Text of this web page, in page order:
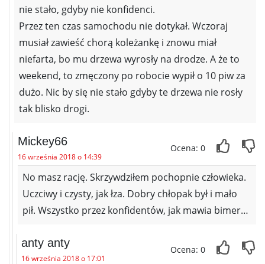
nie stało, gdyby nie konfidenci.
Przez ten czas samochodu nie dotykał. Wczoraj
musiał zawieść chorą koleżankę i znowu miał
niefarta, bo mu drzewa wyrosły na drodze. A że to
weekend, to zmęczony po robocie wypił o 10 piw za
dużo. Nic by się nie stało gdyby te drzewa nie rosły
tak blisko drogi.
Mickey66
16 września 2018 o 14:39
Ocena: 0
No masz rację. Skrzywdziłem pochopnie człowieka.
Uczciwy i czysty, jak łza. Dobry chłopak był i mało
pił. Wszystko przez konfidentów, jak mawia bimer…
anty anty
16 września 2018 o 17:01
Ocena: 0